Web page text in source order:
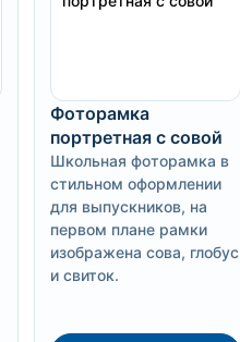
Фоторамка
портретная с совой
Школьная фоторамка в
стильном оформлении
для выпускников, на
первом плане рамки
изображена сова, глобус
и свиток.